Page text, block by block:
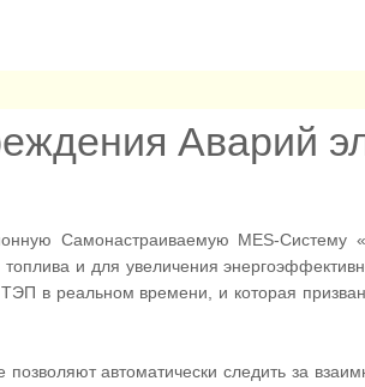
Аварий
Самонастраиваемую MES-Систему
и для увеличения
в реальном времени, и которая
автоматически следить за